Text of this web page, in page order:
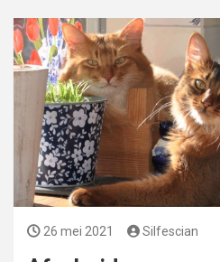
26 mei 2021 Silfescian